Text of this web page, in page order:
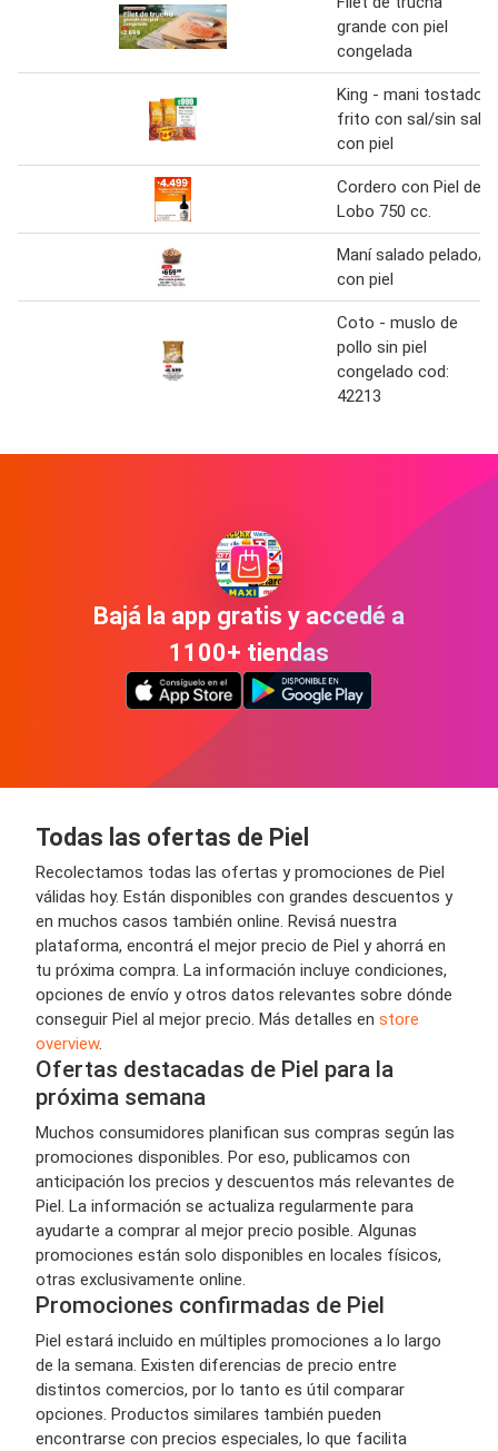
grande con piel
congelada
King - mani tostado
frito con sal/sin sal
con piel
Cordero con Piel de
Lobo 750 cc.
Maní salado pelado/
con piel
Coto - muslo de
pollo sin piel
congelado cod:
42213
Bajá la app gratis y accedé a
1100+ tiendas
Todas las ofertas de Piel
Recolectamos todas las ofertas y promociones de Piel
válidas hoy. Están disponibles con grandes descuentos y
en muchos casos también online. Revisá nuestra
plataforma, encontrá el mejor precio de Piel y ahorrá en
tu próxima compra. La información incluye condiciones,
opciones de envío y otros datos relevantes sobre dónde
conseguir Piel al mejor precio. Más detalles en store
overview.
Ofertas destacadas de Piel para la
próxima semana
Muchos consumidores planifican sus compras según las
promociones disponibles. Por eso, publicamos con
anticipación los precios y descuentos más relevantes de
Piel. La información se actualiza regularmente para
ayudarte a comprar al mejor precio posible. Algunas
promociones están solo disponibles en locales físicos,
otras exclusivamente online.
Promociones confirmadas de Piel
Piel estará incluido en múltiples promociones a lo largo
de la semana. Existen diferencias de precio entre
distintos comercios, por lo tanto es útil comparar
opciones. Productos similares también pueden
encontrarse con precios especiales, lo que facilita